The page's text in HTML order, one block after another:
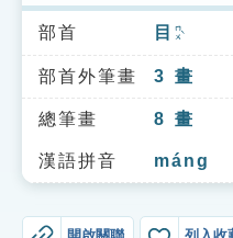
索引選單
知識索引
單字索引
生命大百科索引
遊戲專區
部首 目 ㄇㄨˋ
部首外筆畫 3 畫
總筆畫 8 畫
漢語拼音 máng
開啟關聯 列入收